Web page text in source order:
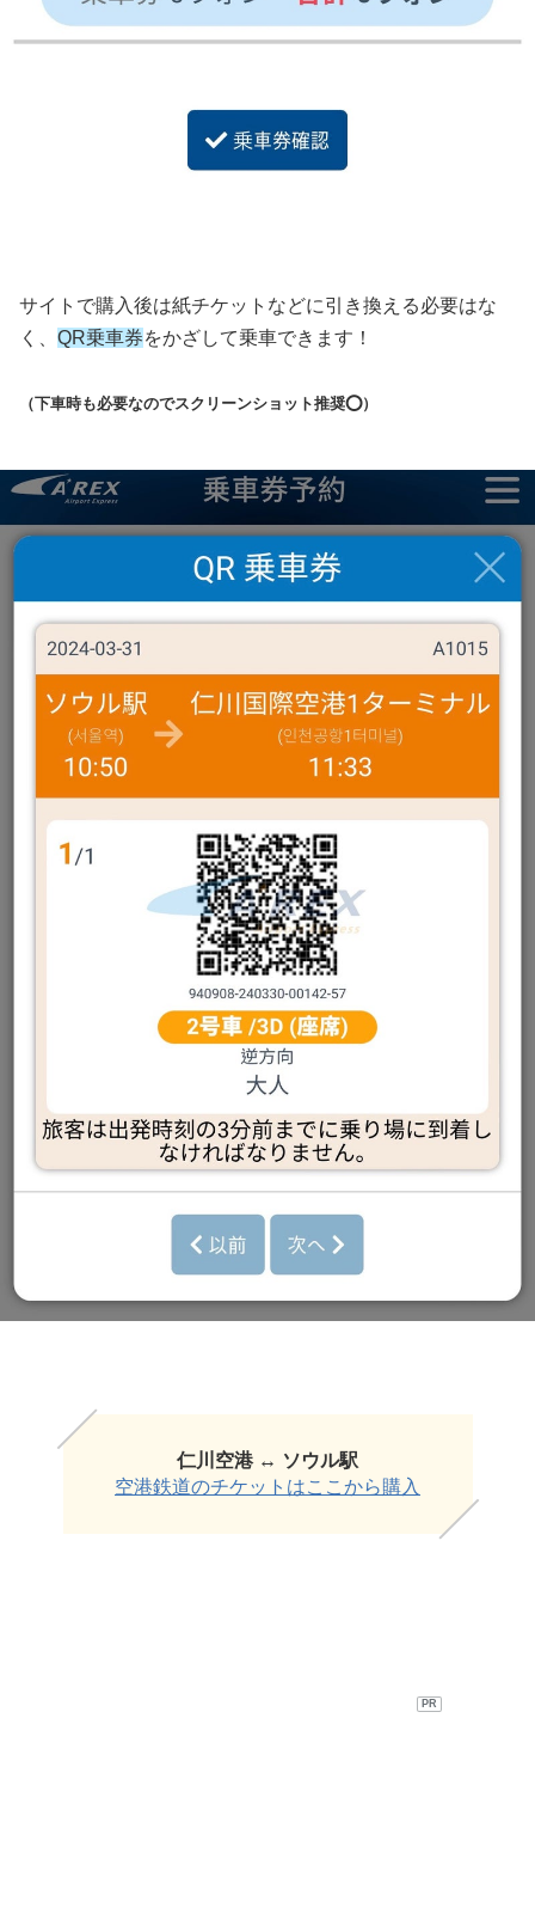
サイトで購入後は紙チケットなどに引き換える必要はな
く、 QR乗車券をかざして乗車できます！
（下車時も必要なのでスクリーンショット推奨⭕️）
仁川空港 ↔︎ ソウル駅
空港鉄道のチケットはここから購入
PR